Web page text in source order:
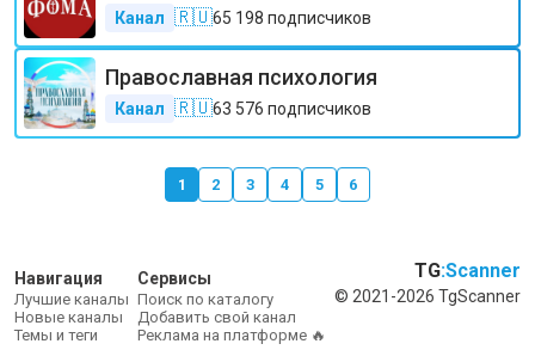
Канал 🇷🇺65 198 подписчиков
Православная психология
Канал 🇷🇺63 576 подписчиков
1 2 3 4 5 6
Навигация
Лучшие каналы
Новые каналы
Темы и теги
Сервисы
Поиск по каталогу
Добавить свой канал
Реклама на платформе 🔥
TG:Scanner
© 2021-2026 TgScanner